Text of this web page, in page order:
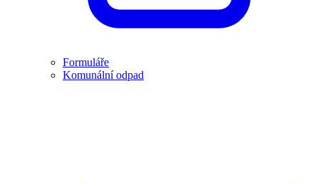
Formuláře
Komunální odpad